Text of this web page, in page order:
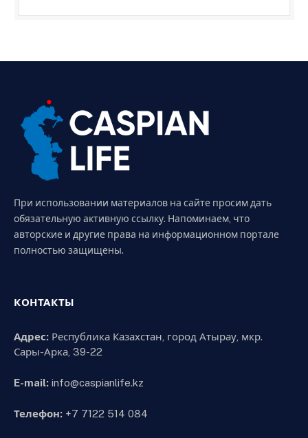
При использовании материалов на сайте просим дать
обязательную активную ссылку. Напоминаем, что
авторские и другие права на информационном портале
полностью защищены.
КОНТАКТЫ
Адрес: Республика Казахстан, город Атырау, мкр.
Сары-Арка, 39-22
E-mail: info@caspianlife.kz
Телефон: +7 7122 514 084